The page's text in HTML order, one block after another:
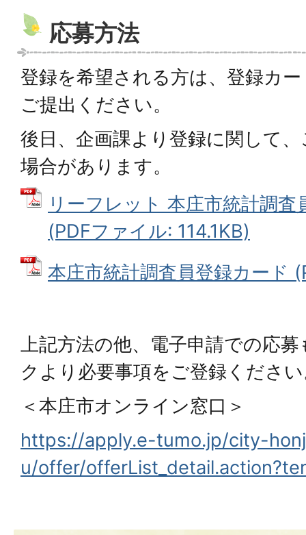
応募方法
登録を希望される方は、登録カ
ご提出ください。
後日、企画課より登録に関して
場合があります。
リーフレット 本庄市統計調
(PDFファイル: 114.1KB)
本庄市統計調査員登録カード
上記方法の他、電子申請での応
クより必要事項をご登録くださ
＜本庄市オンライン窓口＞
https://apply.e-tumo.jp/city-
u/offer/